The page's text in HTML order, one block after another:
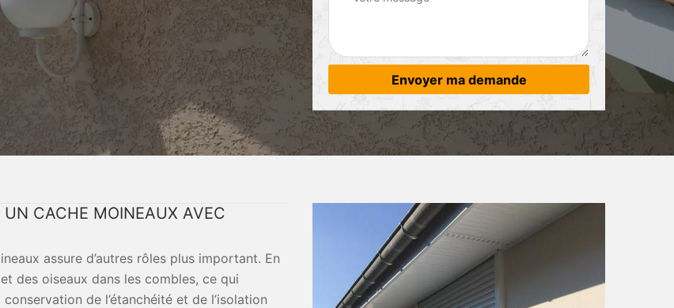
UN CACHE MOINEAUX AVEC
assure d’autres rôles plus important. En
des oiseaux dans les combles, ce qui
de l’étanchéité et de l’isolation